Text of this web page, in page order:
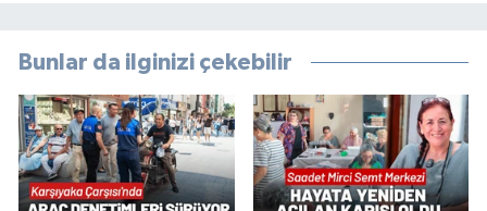
Bunlar da ilginizi çekebilir